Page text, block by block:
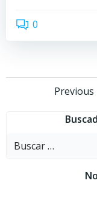
0
por
Previous
Buscar: